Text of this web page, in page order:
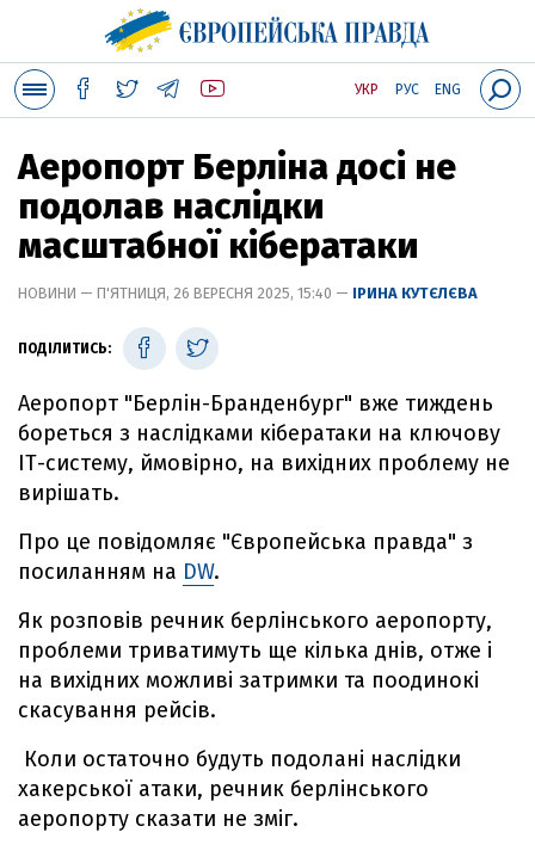
УКР РУС ENG
Аеропорт Берліна досі не
подолав наслідки
масштабної кібератаки
НОВИНИ — П'ЯТНИЦЯ, 26 ВЕРЕСНЯ 2025, 15:40 — ІРИНА КУТЄЛЄВА
ПОДІЛИТИСЬ:
Аеропорт "Берлін-Бранденбург" вже тиждень
бореться з наслідками кібератаки на ключову
ІТ-систему, ймовірно, на вихідних проблему не
вирішать.
Про це повідомляє "Європейська правда" з
посиланням на DW.
Як розповів речник берлінського аеропорту,
проблеми триватимуть ще кілька днів, отже і
на вихідних можливі затримки та поодинокі
скасування рейсів.
Коли остаточно будуть подолані наслідки
хакерської атаки, речник берлінського
аеропорту сказати не зміг.